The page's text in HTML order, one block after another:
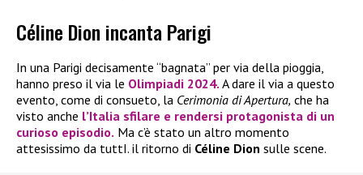
Céline Dion incanta Parigi
In una Parigi decisamente “bagnata” per via della pioggia,
hanno preso il via le Olimpiadi 2024. A dare il via a questo
evento, come di consueto, la Cerimonia di Apertura, che ha
visto anche l’Italia sfilare e rendersi protagonista di un
curioso episodio. Ma c’è stato un altro momento
attesissimo da tuttI. il ritorno di Céline Dion sulle scene.